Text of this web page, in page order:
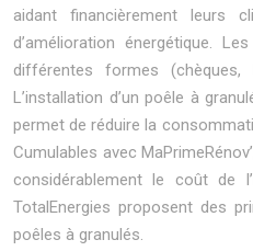
aidant financièrement leurs
d’amélioration énergétique.
différentes formes (chèques,
L’installation d’un poêle à
permet de réduire la
Cumulables avec
considérablement le coût de
TotalEnergies proposent des
poêles à granulés.